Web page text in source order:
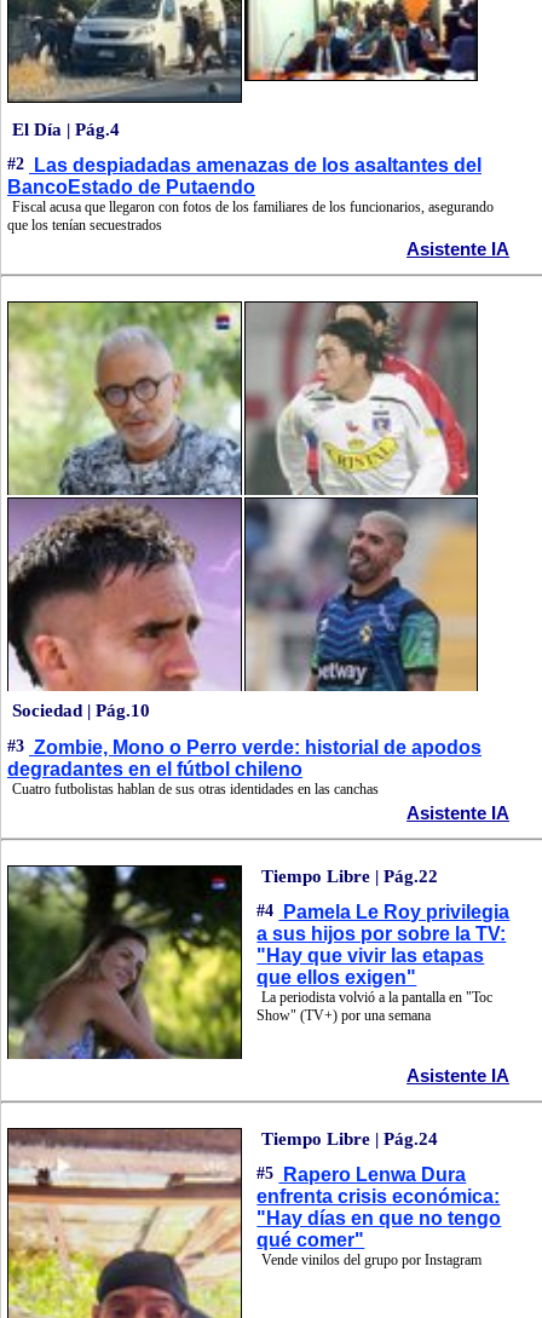
El Día | Pág.4
#2
Las despiadadas amenazas de los asaltantes del
BancoEstado de Putaendo
Fiscal acusa que llegaron con fotos de los familiares de los funcionarios, asegurando
que los tenían secuestrados
Asistente IA
Sociedad | Pág.10
#3 Zombie, Mono o Perro verde: historial de apodos
degradantes en el fútbol chileno
Cuatro futbolistas hablan de sus otras identidades en las canchas
Asistente IA
Tiempo Libre | Pág.22
#4
Pamela Le Roy privilegia
a sus hijos por sobre la TV:
"Hay que vivir las etapas
que ellos exigen"
La periodista volvió a la pantalla en "Toc
Show" (TV+) por una semana
Asistente IA
Tiempo Libre | Pág.24
#5
Rapero Lenwa Dura
enfrenta crisis económica:
"Hay días en que no tengo
qué comer"
Vende vinilos del grupo por Instagram